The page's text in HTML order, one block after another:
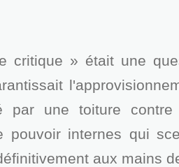
critique » était une
par une toiture
pouvoir internes qui
aux mains